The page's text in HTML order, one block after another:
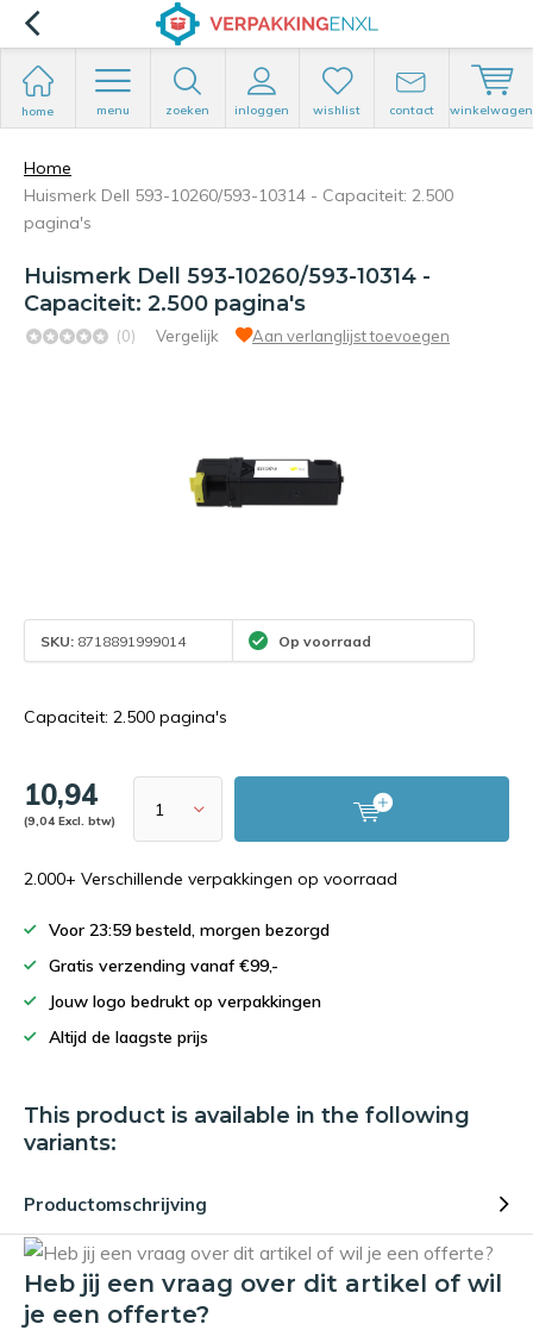
home menu zoeken inloggen wishlist contact winkelwagen
Home
Huismerk Dell 593-10260/593-10314 - Capaciteit: 2.500
pagina's
Huismerk Dell 593-10260/593-10314 -
Capaciteit: 2.500 pagina's
(0) Vergelijk Aan verlanglijst toevoegen
SKU: 8718891999014 Op voorraad
Capaciteit: 2.500 pagina's
10,94
(9,04 Excl. btw)
2.000+ Verschillende verpakkingen op voorraad
Voor 23:59 besteld, morgen bezorgd
Gratis verzending vanaf €99,-
Jouw logo bedrukt op verpakkingen
Altijd de laagste prijs
This product is available in the following
variants:
Productomschrijving
Heb jij een vraag over dit artikel of wil
je een offerte?